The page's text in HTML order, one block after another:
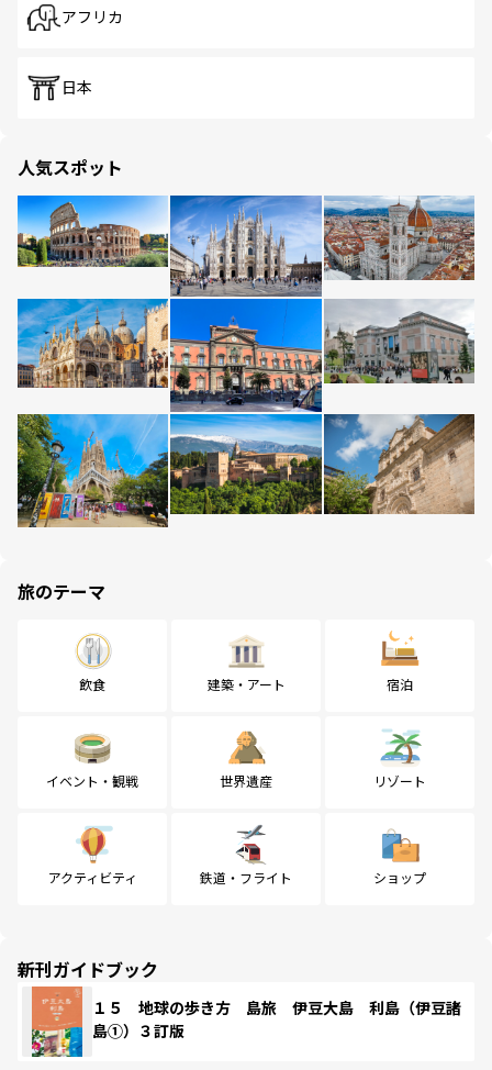
アフリカ
日本
人気スポット
旅のテーマ
飲食 建築・アート 宿泊
イベント・観戦 世界遺産 リゾート
アクティビティ 鉄道・フライト ショップ
新刊ガイドブック
１５ 地球の歩き方 島旅 伊豆大島 利島（伊豆諸
島①）３訂版